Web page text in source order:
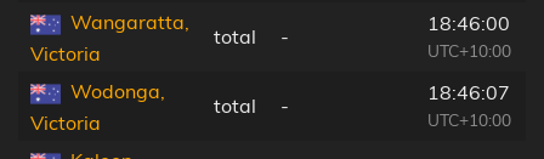
Wangaratta,
Victoria
total -
18:46:00
UTC+10:00
Wodonga,
Victoria
total -
18:46:07
UTC+10:00